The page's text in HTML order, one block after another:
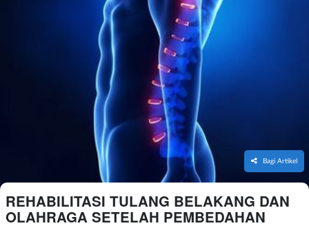
Bagi Artikel
REHABILITASI TULANG BELAKANG DAN
OLAHRAGA SETELAH PEMBEDAHAN